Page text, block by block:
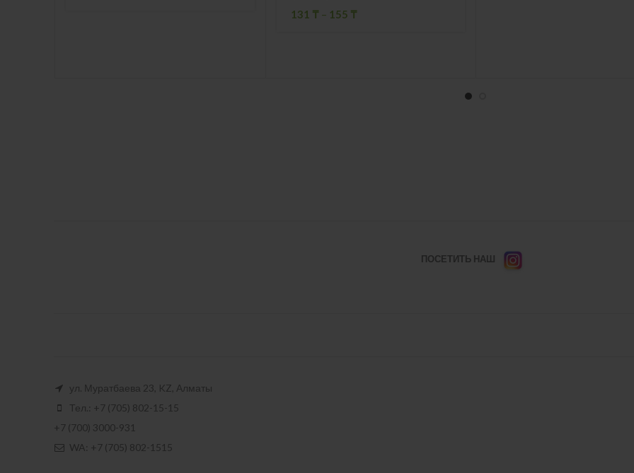
131 ₸ – 155 ₸
ПОСЕТИТЬ НАШ
ул. Муратбаева 23, KZ, Алматы
Тел.: +7 (705) 802-15-15
+7 (700) 3000-931
WA: +7 (705) 802-1515